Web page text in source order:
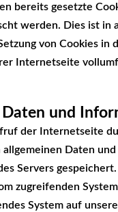
bereits gesetzte
werden. Dies ist in
von Cookies
Internetseite
Daten und
der Internetseite
Daten
Servers
zugreifenden
System auf